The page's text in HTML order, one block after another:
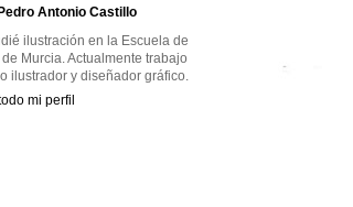
Pedro Antonio Castillo
ilustración en la Escuela de
Murcia. Actualmente trabajo
ilustrador y diseñador gráfico.
mi perfil